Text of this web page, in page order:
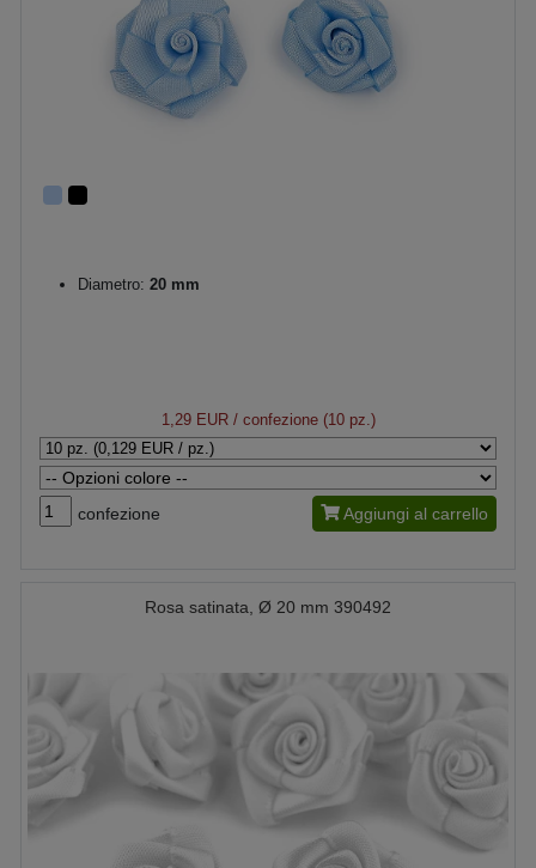
Diametro: 20 mm
1,29 EUR/ confezione (10 pz.)
confezione Aggiungi al carrello
Rosa satinata, Ø 20 mm 390492